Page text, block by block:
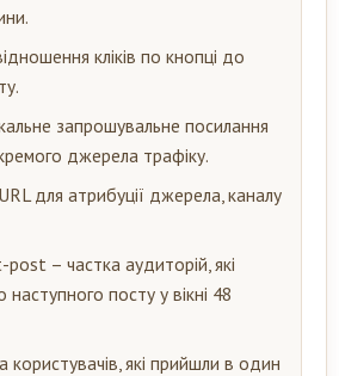
кліків по кнопці до
запрошувальне посилання
джерела трафіку.
для атрибуції джерела, каналу
– частка аудиторій, які
посту у вікні 48
користувачів, які прийшли в один